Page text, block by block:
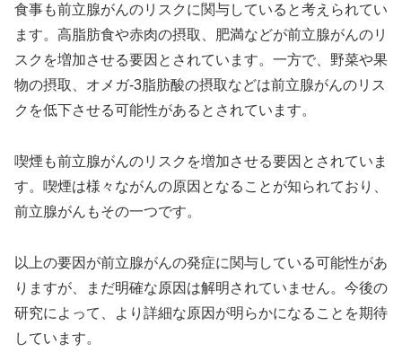
食事も前立腺がんのリスクに関与していると考えられてい
ます。高脂肪食や赤肉の摂取、肥満などが前立腺がんのリ
スクを増加させる要因とされています。一方で、野菜や果
物の摂取、オメガ-3脂肪酸の摂取などは前立腺がんのリス
クを低下させる可能性があるとされています。
喫煙も前立腺がんのリスクを増加させる要因とされていま
す。喫煙は様々ながんの原因となることが知られており、
前立腺がんもその一つです。
以上の要因が前立腺がんの発症に関与している可能性があ
りますが、まだ明確な原因は解明されていません。今後の
研究によって、より詳細な原因が明らかになることを期待
しています。